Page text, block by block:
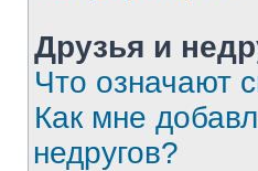
Друзья и
Что означают
Как мне
недругов?